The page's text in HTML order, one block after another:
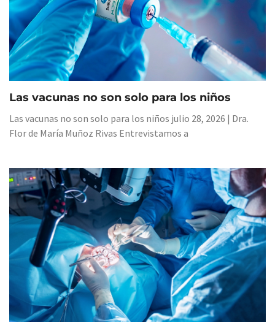
Las vacunas no son solo para los niños
Las vacunas no son solo para los niños julio 28, 2026 | Dra.
Flor de María Muñoz Rivas Entrevistamos a